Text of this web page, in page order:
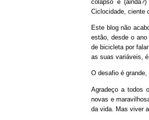
colapso e
Ciclocidade, ciente
Este blog não
estão, desde o ano
de bicicleta por
as suas variáveis,
O desafio é
Agradeço a todos
novas e
da vida. Mas viver